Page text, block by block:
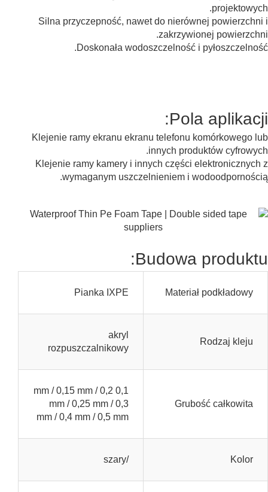
projektowych.
Silna przyczepność, nawet do nierównej powierzchni i
zakrzywionej powierzchni.
Doskonała wodoszczelność i pyłoszczelność.
Pola aplikacji:
Klejenie ramy ekranu ekranu telefonu komórkowego lub
innych produktów cyfrowych.
Klejenie ramy kamery i innych części elektronicznych z
wymaganym uszczelnieniem i wodoodpornością.
Budowa produktu:
Materiał podkładowy
Pianka IXPE
Rodzaj kleju
akryl
rozpuszczalnikowy
Grubość całkowita
0,1 mm / 0,15 mm / 0,2
mm / 0,25 mm / 0,3
mm / 0,4 mm / 0,5 mm
Kolor
/szary